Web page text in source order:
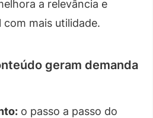
a relevância e
mais utilidade.
geram demanda
o passo a passo do